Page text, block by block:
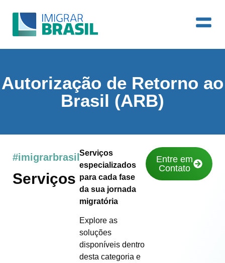
Autorização de Retorno ao
Brasil (ARB)
#imigrarbrasil
Serviços
Serviços
especializados
para cada fase
da sua jornada
migratória
Explore as
soluções
disponíveis dentro
desta categoria e
Entre em
Contato